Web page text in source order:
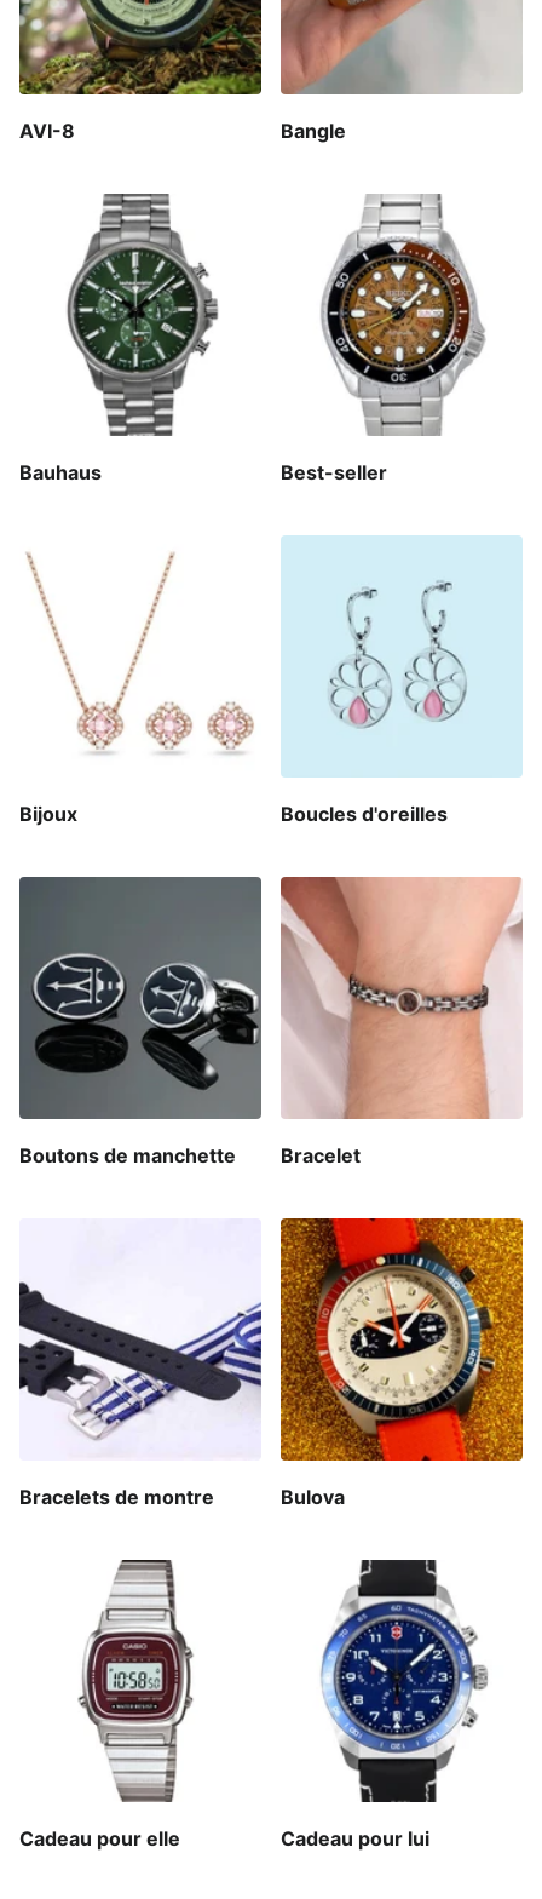
AVI-8 Bangle
Bauhaus Best-seller
Bijoux Boucles d'oreilles
Boutons de manchette Bracelet
Bracelets de montre Bulova
Cadeau pour elle Cadeau pour lui